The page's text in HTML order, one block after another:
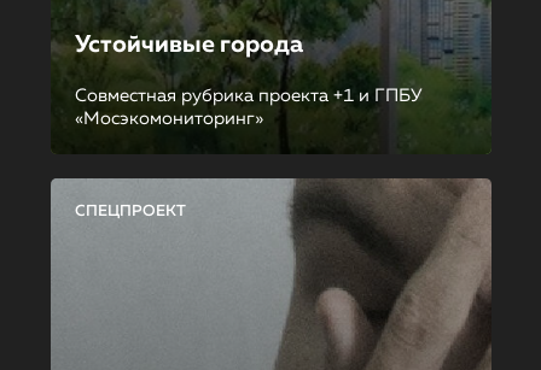
Устойчивые города
Совместная рубрика проекта +1 и ГПБУ
«Мосэкомониторинг»
СПЕЦПРОЕКТ